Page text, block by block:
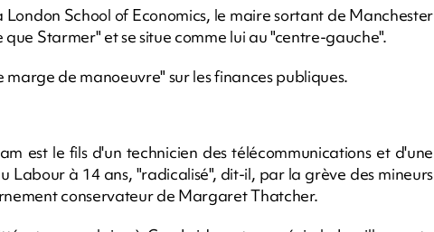
London School of Economics, le maire sortant de Manchester
Starmer" et se situe comme lui au "centre-gauche".
de manoeuvre" sur les finances publiques.
est le fils d'un technicien des télécommunications et d'une
Labour à 14 ans, "radicalisé", dit-il, par la grève des mineurs
conservateur de Margaret Thatcher.